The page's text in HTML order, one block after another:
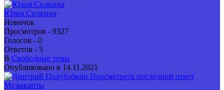
Юлия Силкина
Новичок
Просмотров - 9327
Голосов - 0
Ответов - 5
В Свободные темы
Опубликовано в 14.11.2021
Просмотреть последний ответ
Музыканты